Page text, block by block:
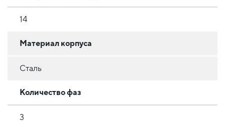
14
Материал корпуса
Сталь
Количество фаз
3